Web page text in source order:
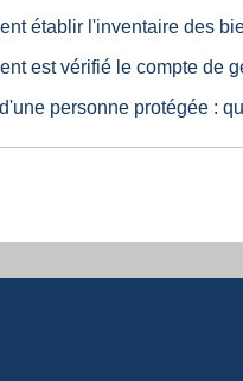
établir l'inventaire des
est vérifié le compte de
personne protégée :